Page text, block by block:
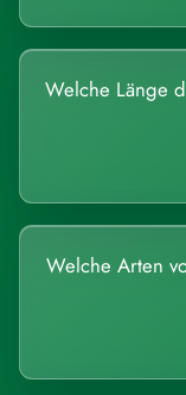
Welche Länge
Welche Arten